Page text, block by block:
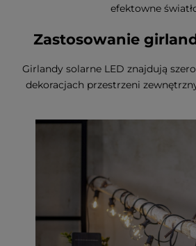
efektowne
Zastosowanie
Girlandy solarne LED znajdują
dekoracjach przestrzeni